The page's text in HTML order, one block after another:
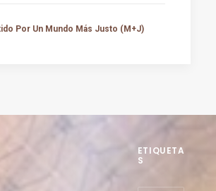
Por Un Mundo Más Justo (M+J)
ETIQUETA
S